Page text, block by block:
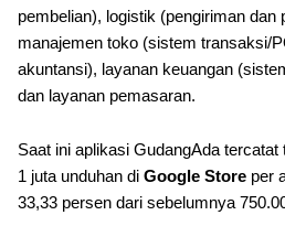
pembelian), logistik (pengiriman dan
manajemen toko (sistem transaksi/
akuntansi), layanan keuangan
dan layanan pemasaran.
Saat ini aplikasi GudangAda
1 juta unduhan di Google Store per
33,33 persen dari sebelumnya